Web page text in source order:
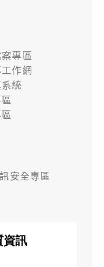
專區
作網
統
安全專區